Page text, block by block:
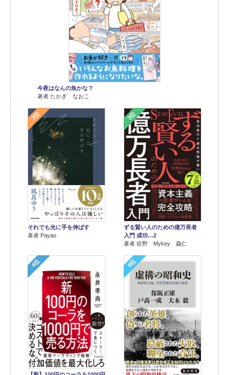
今夜はなんの魚かな？
著者 たかぎ なおこ
2位
それでも光に手を伸ばす
著者 Payao
3位
ずる賢い人のための億万長者
入門 成功…2
著者 佐野 Mykey 義仁
4位 5位